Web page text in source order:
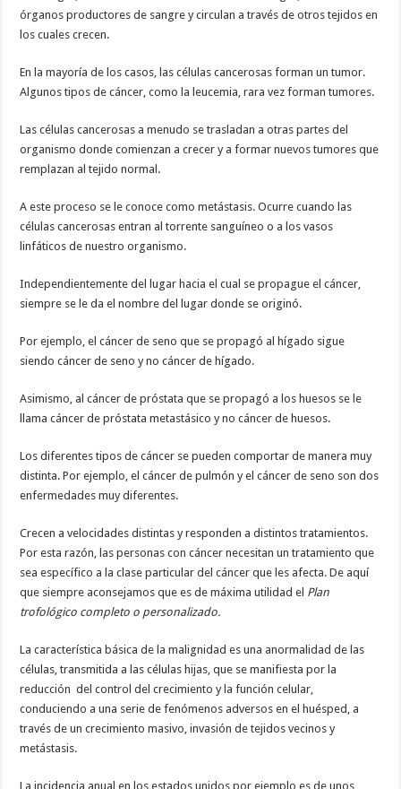
órganos productores de sangre y circulan a través de otros tejidos en
los cuales crecen.
En la mayoría de los casos, las células cancerosas forman un tumor.
Algunos tipos de cáncer, como la leucemia, rara vez forman tumores.
Las células cancerosas a menudo se trasladan a otras partes del
organismo donde comienzan a crecer y a formar nuevos tumores que
remplazan al tejido normal.
A este proceso se le conoce como metástasis. Ocurre cuando las
células cancerosas entran al torrente sanguíneo o a los vasos
linfáticos de nuestro organismo.
Independientemente del lugar hacia el cual se propague el cáncer,
siempre se le da el nombre del lugar donde se originó.
Por ejemplo, el cáncer de seno que se propagó al hígado sigue
siendo cáncer de seno y no cáncer de hígado.
Asimismo, al cáncer de próstata que se propagó a los huesos se le
llama cáncer de próstata metastásico y no cáncer de huesos.
Los diferentes tipos de cáncer se pueden comportar de manera muy
distinta. Por ejemplo, el cáncer de pulmón y el cáncer de seno son dos
enfermedades muy diferentes.
Crecen a velocidades distintas y responden a distintos tratamientos.
Por esta razón, las personas con cáncer necesitan un tratamiento que
sea específico a la clase particular del cáncer que les afecta. De aquí
que siempre aconsejamos que es de máxima utilidad el Plan
trofológico completo o personalizado.
La característica básica de la malignidad es una anormalidad de las
células, transmitida a las células hijas, que se manifiesta por la
reducción del control del crecimiento y la función celular,
conduciendo a una serie de fenómenos adversos en el huésped, a
través de un crecimiento masivo, invasión de tejidos vecinos y
metástasis.
La incidencia anual en los estados unidos por ejemplo es de unos